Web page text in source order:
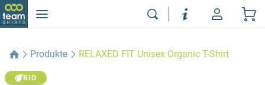
Produkte RELAXED FIT Unisex Organic T-Shirt
BIO